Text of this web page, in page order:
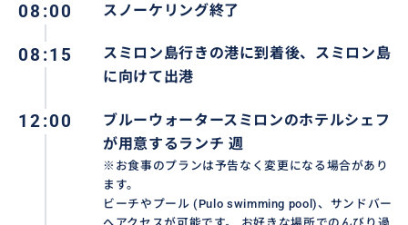
08:00 スノーケリング終了
08:15
スミロン島行きの港に到着後、スミロン島
に向けて出港
12:00
ブルーウォータースミロンのホテルシェフ
が用意するランチ 週
※お食事のプランは予告なく変更になる場合があり
ます。
ビーチやプール (Pulo swimming pool)、サンドバー